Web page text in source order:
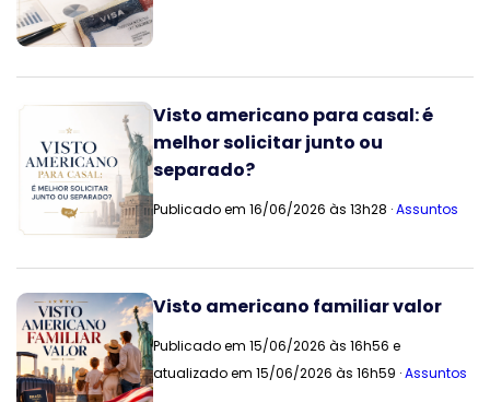
Visto americano para casal: é
melhor solicitar junto ou
separado?
Publicado em 16/06/2026 às 13h28 ·Assuntos
Visto americano familiar valor
Publicado em 15/06/2026 às 16h56 e
atualizado em 15/06/2026 às 16h59 ·Assuntos